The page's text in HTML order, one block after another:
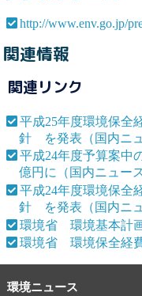
http://www.env.go.jp/
関連情報
関連リンク
平成25年度環境保全
針 を発表（国内ニュ
平成24年度予算案中
億円に（国内ニュース
平成24年度環境保全
針 を発表（国内ニュ
環境省 環境基本計
環境省 環境保全経
環境ニュース